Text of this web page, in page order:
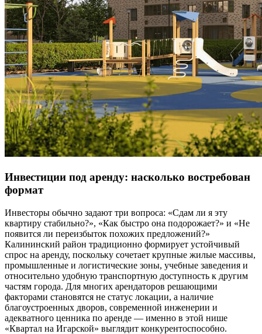
Инвестиции под аренду: насколько востребован
формат
Инвесторы обычно задают три вопроса: «Сдам ли я эту
квартиру стабильно?», «Как быстро она подорожает?» и «Не
появится ли переизбыток похожих предложений?»
Калининский район традиционно формирует устойчивый
спрос на аренду, поскольку сочетает крупные жилые массивы,
промышленные и логистические зоны, учебные заведения и
относительно удобную транспортную доступность к другим
частям города. Для многих арендаторов решающими
факторами становятся не статус локации, а наличие
благоустроенных дворов, современной инженерии и
адекватного ценника по аренде — именно в этой нише
«Квартал на Игарской» выглядит конкурентоспособно.